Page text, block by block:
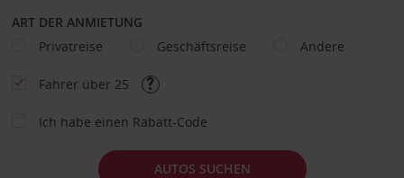
ART DER ANMIETUNG
Privatreise
Geschäftsreise Andere
Fahrer über 25
Ich habe einen Rabatt-Code
AUTOS SUCHEN